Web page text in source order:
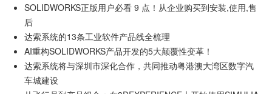
SOLIDWORKS正版用户必看 9 点！从企业购买到安装,使用,售
后
达索系统的13条工业软件产品线全梳理
AI重构SOLIDWORKS产品开发的5大颠覆性变革！
达索系统将与深圳市深化合作，共同推动粤港澳大湾区数字汽
车城建设